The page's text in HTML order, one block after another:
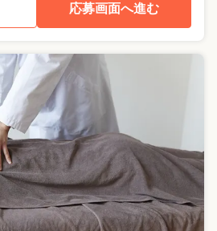
応募画面へ進む